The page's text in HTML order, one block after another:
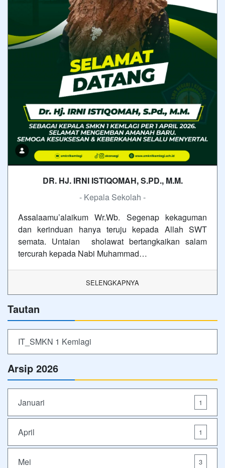
DR. HJ. IRNI ISTIQOMAH, S.PD., M.M.
- Kepala Sekolah -
Assalaamu’alaikum Wr.Wb. Segenap kekaguman
dan kerinduan hanya teruju kepada Allah SWT
semata. Untaian sholawat bertangkaikan salam
tercurah kepada Nabi Muhammad…
SELENGKAPNYA
Tautan
IT_SMKN 1 Kemlagi
Arsip 2026
Januari 1
April 1
Mei 3